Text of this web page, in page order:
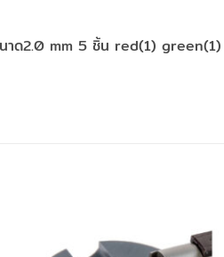
นาด2.0 mm 5 ชิ้น red(1)